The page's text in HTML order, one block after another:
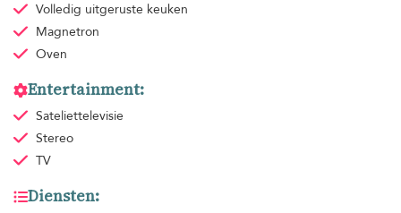
Volledig uitgeruste keuken
Magnetron
Oven
Entertainment:
Sateliettelevisie
Stereo
TV
Diensten: